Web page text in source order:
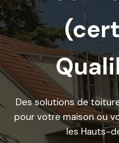
Des solutions de
pour votre maison ou
les Hauts-